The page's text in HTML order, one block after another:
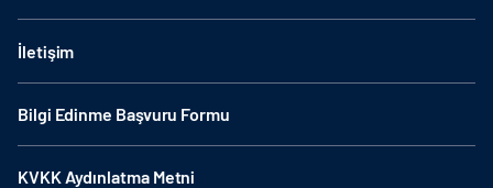
İletişim
Bilgi Edinme Başvuru Formu
KVKK Aydınlatma Metni